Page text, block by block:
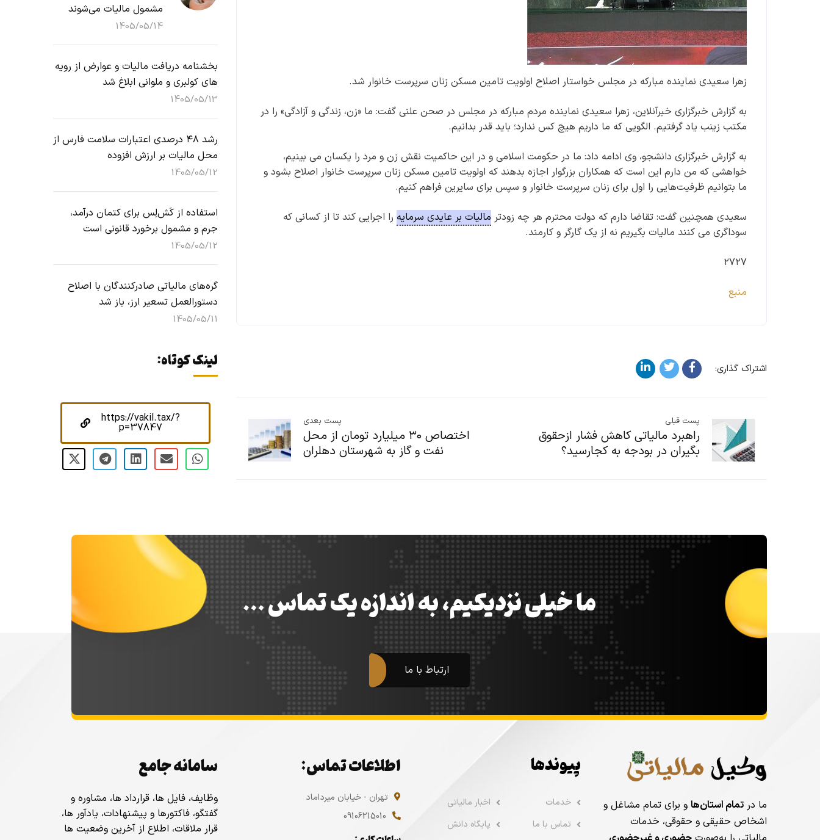
زهرا سعیدی نماینده مبارکه در مجلس خواستار اصلاح اولویت تامین مسکن زنان سرپرست خانوار شد.
به گزارش خبرگزاری خبرآنلاین، زهرا سعیدی نماینده مردم مبارکه در مجلس در صحن علنی گفت: ما «زن، زندگی و آزادگی» را در
مکتب زینب یاد گرفتیم. الگویی که ما داریم هیچ کس ندارد؛ باید قدر بدانیم.
به گزارش خبرگزاری دانشجو، وی ادامه داد: ما در حکومت اسلامی و در این حاکمیت نقش زن و مرد را یکسان می بینیم،
خواهشی که من دارم این است که همکاران بزرگوار اجازه بدهند که اولویت تامین مسکن زنان سرپرست خانوار اصلاح بشود و
ما بتوانیم ظرفیت‌هایی را اول برای زنان سرپرست خانوار و سپس برای سایرین فراهم کنیم.
سعیدی همچنین گفت: تقاضا دارم که دولت محترم هر چه زودتر مالیات بر عایدی سرمایه را اجرایی کند تا از کسانی که
سوداگری می کنند مالیات بگیریم نه از یک گارگر و کارمند.
۲۷۲۷
منبع
اشتراک گذاری:
پست قبلی
راهبرد مالیاتی کاهش فشار ازحقوق
بگیران در بودجه به کجارسید؟
پست بعدی
اختصاص ۳۰ میلیارد تومان از محل
نفت و گاز به شهرستان دهلران
مشمول مالیات می‌شوند
1405/05/14
بخشنامه دریافت مالیات و عوارض از رویه
های کولبری و ملوانی ابلاغ شد
1405/05/13
رشد ۴۸ درصدی اعتبارات سلامت فارس از
محل مالیات بر ارزش افزوده
1405/05/12
استفاده از کَش‌لِس برای کتمان درآمد،
جرم و مشمول برخورد قانونی است
1405/05/12
گره‌های مالیاتی صادرکنندگان با اصلاح
دستورالعمل تسعیر ارز، باز شد
1405/05/11
لینک کوتاه:
https://vakil.tax/?
p=37847
ما خیلی نزدیکیم، به اندازه یک تماس …
ارتباط با ما
ما در تمام استان‌ها و برای تمام مشاغل و
اشخاص حقیقی و حقوقی، خدمات
پیوندها
خدمات
اخبار مالیاتی
تماس با ما
پایگاه دانش
اطلاعات تماس:
تهران - خیابان میرداماد
09106215010
سامانه جامع
وظایف، فایل ها، قرارداد ها، مشاوره و
گفتگو، فاکتورها و پیشنهادات، یادآور ها،
قرار ملاقات، اطلاع از آخرین وضعیت ها